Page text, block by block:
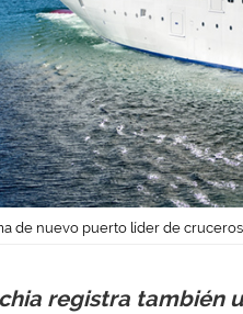
de nuevo puerto líder de
registra también